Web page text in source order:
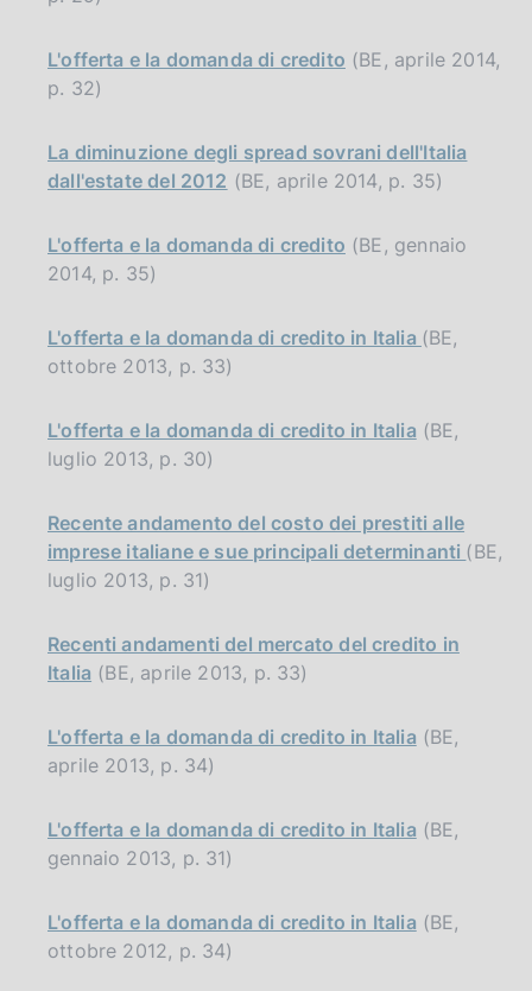
L'offerta e la domanda di credito (BE, aprile 2014,
p. 32)
La diminuzione degli spread sovrani dell'Italia
dall'estate del 2012 (BE, aprile 2014, p. 35)
L'offerta e la domanda di credito (BE, gennaio
2014, p. 35)
L'offerta e la domanda di credito in Italia (BE,
ottobre 2013, p. 33)
L'offerta e la domanda di credito in Italia (BE,
luglio 2013, p. 30)
Recente andamento del costo dei prestiti alle
imprese italiane e sue principali determinanti (BE,
luglio 2013, p. 31)
Recenti andamenti del mercato del credito in
Italia (BE, aprile 2013, p. 33)
L'offerta e la domanda di credito in Italia (BE,
aprile 2013, p. 34)
L'offerta e la domanda di credito in Italia (BE,
gennaio 2013, p. 31)
L'offerta e la domanda di credito in Italia (BE,
ottobre 2012, p. 34)